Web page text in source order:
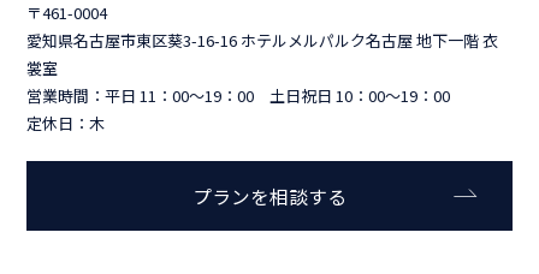
〒461-0004
愛知県名古屋市東区葵3-16-16 ホテルメルパルク名古屋 地下一階 衣
裳室
営業時間：平日 11：00～19：00 土日祝日 10：00～19：00
定休日：木
プランを相談する